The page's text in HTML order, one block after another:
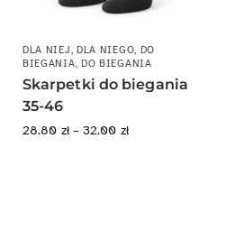
DLA NIEJ, DLA NIEGO, DO
BIEGANIA, DO BIEGANIA
Skarpetki do biegania
35-46
28.80 zł – 32.00 zł